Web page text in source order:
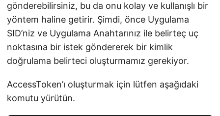
gönderebilirsiniz, bu da onu kolay ve kullanışlı bir
yöntem haline getirir. Şimdi, önce Uygulama
SID’niz ve Uygulama Anahtarınız ile belirteç uç
noktasına bir istek göndererek bir kimlik
doğrulama belirteci oluşturmamız gerekiyor.
AccessToken’ı oluşturmak için lütfen aşağıdaki
komutu yürütün.